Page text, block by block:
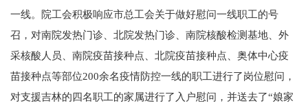
一线。院工会积极响应市总工会关于做好慰问一线职工的号
召，对南院发热门诊、北院发热门诊、南院核酸检测基地、外
采核酸人员、南院疫苗接种点、北院疫苗接种点、奥体中心疫
苗接种点等部位200余名疫情防控一线的职工进行了岗位慰问，
对支援吉林的四名职工的家属进行了入户慰问，并送去了“娘家